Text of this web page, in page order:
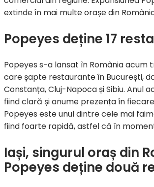
extinde în mai multe orașe din
Popeyes deține 17
Popeyes s-a lansat în România
care șapte restaurante în București,
Constanța, Cluj-Napoca și Sibiu. Anul
fiind clară și anume prezența în
Popeyes este unul dintre cele mai
fiind foarte rapidă, astfel că în
Iași, singurul oraș din
Popeyes deține două